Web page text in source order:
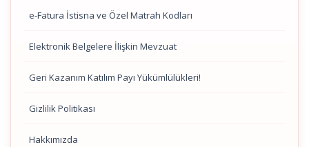
e-Fatura İstisna ve Özel Matrah Kodları
Elektronik Belgelere İlişkin Mevzuat
Geri Kazanım Katılım Payı Yükümlülükleri!
Gizlilik Politikası
Hakkımızda